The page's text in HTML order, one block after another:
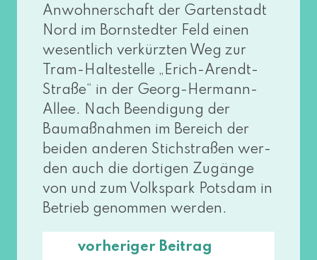
Anwohnerschaft der Gartenstadt
Nord im Bornstedter Feld einen
wesent­lich ver­kürz­ten Weg zur
Tram-Haltestelle „Erich-Arendt-
Straße“ in der Georg-Hermann-
Allee. Nach Beendigung der
Baumaßnahmen im Bereich der
bei­den ande­ren Stichstraßen wer­
den auch die dor­ti­gen Zugänge
von und zum Volkspark Potsdam in
Betrieb genom­men werden.
vorheriger Beitrag